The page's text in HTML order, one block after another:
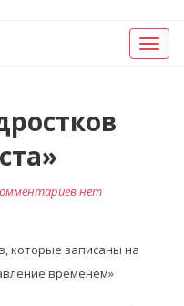
Вкл/
Выкл
нет
которые записаны на
временем»